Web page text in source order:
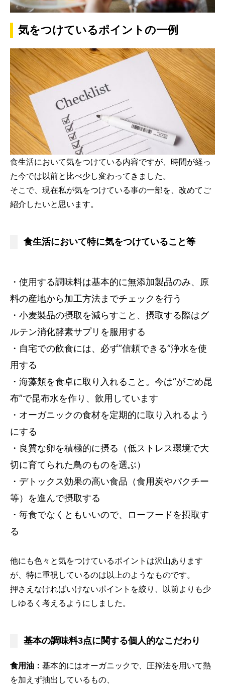
気をつけているポイントの一例
食生活において気をつけている内容ですが、時間が経っ
た今では以前と比べ少し変わってきました。
そこで、現在私が気をつけている事の一部を、改めてご
紹介したいと思います。
食生活において特に気をつけていること等
・使用する調味料は基本的に無添加製品のみ、原
料の産地から加工方法までチェックを行う
・小麦製品の摂取を減らすこと、摂取する際はグ
ルテン消化酵素サプリを服用する
・自宅での飲食には、必ず”信頼できる”浄水を使
用する
・海藻類を食卓に取り入れること。今は“がごめ昆
布”で昆布水を作り、飲用しています
・オーガニックの食材を定期的に取り入れるよう
にする
・良質な卵を積極的に摂る（低ストレス環境で大
切に育てられた鳥のものを選ぶ）
・デトックス効果の高い食品（食用炭やパクチー
等）を進んで摂取する
・毎食でなくともいいので、ローフードを摂取す
る
他にも色々と気をつけているポイントは沢山あります
が、特に重視しているのは以上のようなものです。
押さえなければいけないポイントを絞り、以前よりも少
しゆるく考えるようにしました。
基本の調味料3点に関する個人的なこだわり
食用油： 基本的にはオーガニックで、圧搾法を用いて熱
を加えず抽出しているもの、